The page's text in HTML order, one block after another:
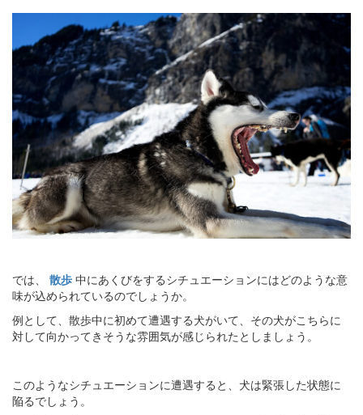
では、 散歩 中にあくびをするシチュエーションにはどのような意
味が込められているのでしょうか。
例として、散歩中に初めて遭遇する犬がいて、その犬がこちらに
対して向かってきそうな雰囲気が感じられたとしましょう。
このようなシチュエーションに遭遇すると、犬は緊張した状態に
陥るでしょう。